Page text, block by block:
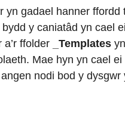
yn gadael hanner ffordd
y caniatâd yn cael
ffolder
_Templates
Mae hyn yn cael ei
nodi bod y dysgwr